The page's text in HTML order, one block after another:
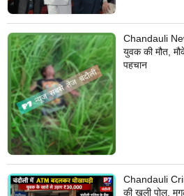
Chandauli
युवक की मौत,
पहचान
Chandauli
की खुली पोल,